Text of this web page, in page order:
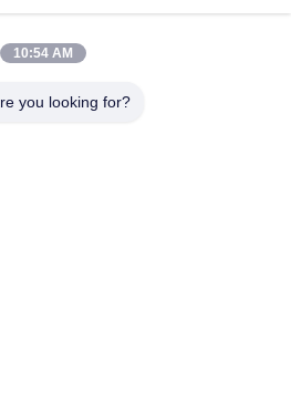
Alat Uji Minyak
10:54 AM
you looking for?